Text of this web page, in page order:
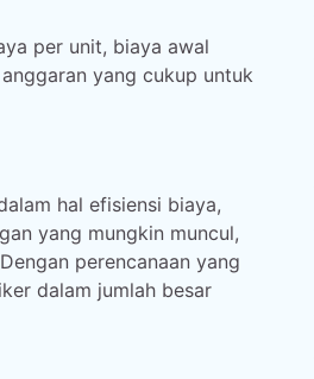
per unit, biaya awal
yang cukup untuk
hal efisiensi biaya,
yang mungkin muncul,
perencanaan yang
dalam jumlah besar